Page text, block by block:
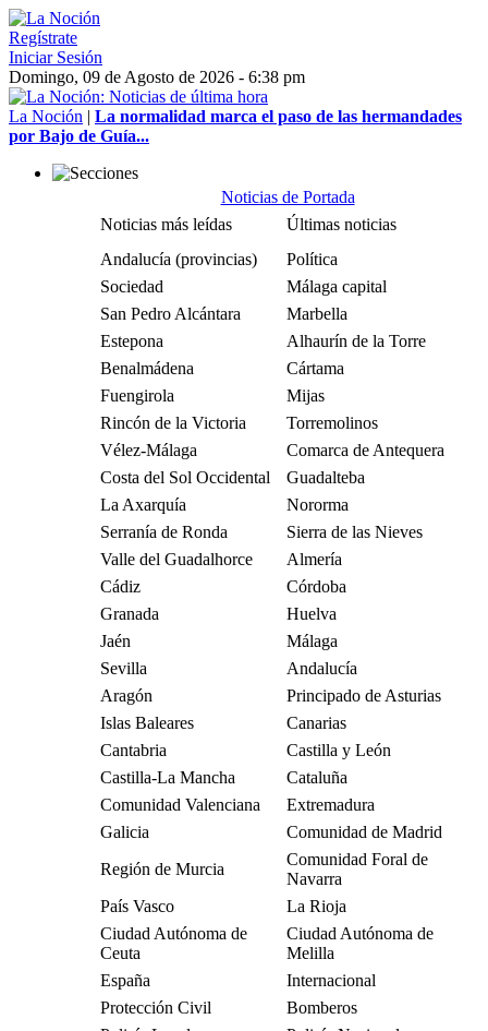
Regístrate
Iniciar Sesión
Domingo, 09 de Agosto de 2026 - 6:38 pm
La Noción | La normalidad marca el paso de las hermandades
por Bajo de Guía...
Noticias de Portada
Noticias más leídas
Últimas noticias
Andalucía (provincias)
Política
Sociedad
Málaga capital
San Pedro Alcántara
Marbella
Estepona
Alhaurín de la Torre
Benalmádena
Cártama
Fuengirola
Mijas
Rincón de la Victoria
Torremolinos
Vélez-Málaga
Comarca de Antequera
Costa del Sol Occidental
Guadalteba
La Axarquía
Nororma
Serranía de Ronda
Sierra de las Nieves
Valle del Guadalhorce
Almería
Cádiz
Córdoba
Granada
Huelva
Jaén
Málaga
Sevilla
Andalucía
Aragón
Principado de Asturias
Islas Baleares
Canarias
Cantabria
Castilla y León
Castilla-La Mancha
Cataluña
Comunidad Valenciana
Extremadura
Galicia
Comunidad de Madrid
Región de Murcia
Comunidad Foral de
Navarra
País Vasco
La Rioja
Ciudad Autónoma de
Ceuta
Ciudad Autónoma de
Melilla
España
Internacional
Protección Civil
Bomberos